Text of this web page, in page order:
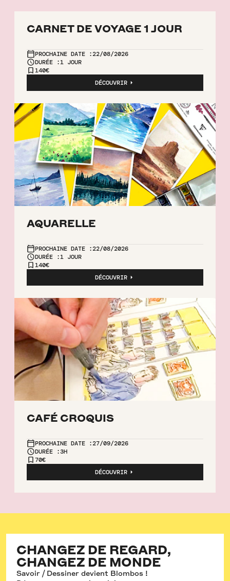
CARNET DE VOYAGE 1 JOUR
PROCHAINE DATE :22/08/2026
DURÉE :1 JOUR
140€
DÉCOUVRIR
AQUARELLE
PROCHAINE DATE :22/08/2026
DURÉE :1 JOUR
140€
DÉCOUVRIR
CAFÉ CROQUIS
PROCHAINE DATE :27/09/2026
DURÉE :3H
70€
DÉCOUVRIR
CHANGEZ DE REGARD,
CHANGEZ DE MONDE
Savoir / Dessiner devient Blombos !